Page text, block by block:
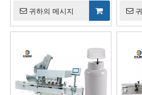
귀하의 메시지